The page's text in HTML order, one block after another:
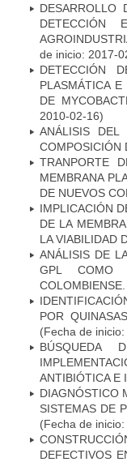
DESARROLLO
DETECCIÓN
de inicio: 2017-
DETECCIÓN
PLASMÁTICA
DE
2010-02-16)
ANÁLISIS DEL
COMPOSICIÓN
TRANPORTE
MEMBRANA
DE NUEVOS
IMPLICACIÓN
DE LA
LA VIABILIDAD
ANÁLISIS DE
GPL COMO
COLOMBIENSE.
POR
(Fecha de
BÚSQUEDA
ANTIBIÓTICA E
DIAGNÓSTICO
SISTEMAS DE
(Fecha de
DEFECTIVOS